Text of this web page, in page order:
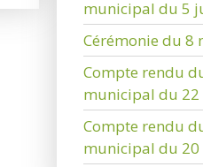
municipal du 5
Cérémonie du 8
Compte rendu
municipal du 22
Compte rendu
municipal du 20